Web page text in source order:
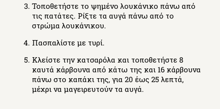
Τοποθετήστε το ψημένο λουκάνικο πάνω από
τις πατάτες. Ρίξτε τα αυγά πάνω από το
στρώμα λουκάνικου.
Πασπαλίστε με τυρί.
Κλείστε την κατσαρόλα και τοποθετήστε 8
καυτά κάρβουνα από κάτω της και 16 κάρβουνα
πάνω στο καπάκι της, για 20 έως 25 λεπτά,
μέχρι να μαγειρευτούν τα αυγά.